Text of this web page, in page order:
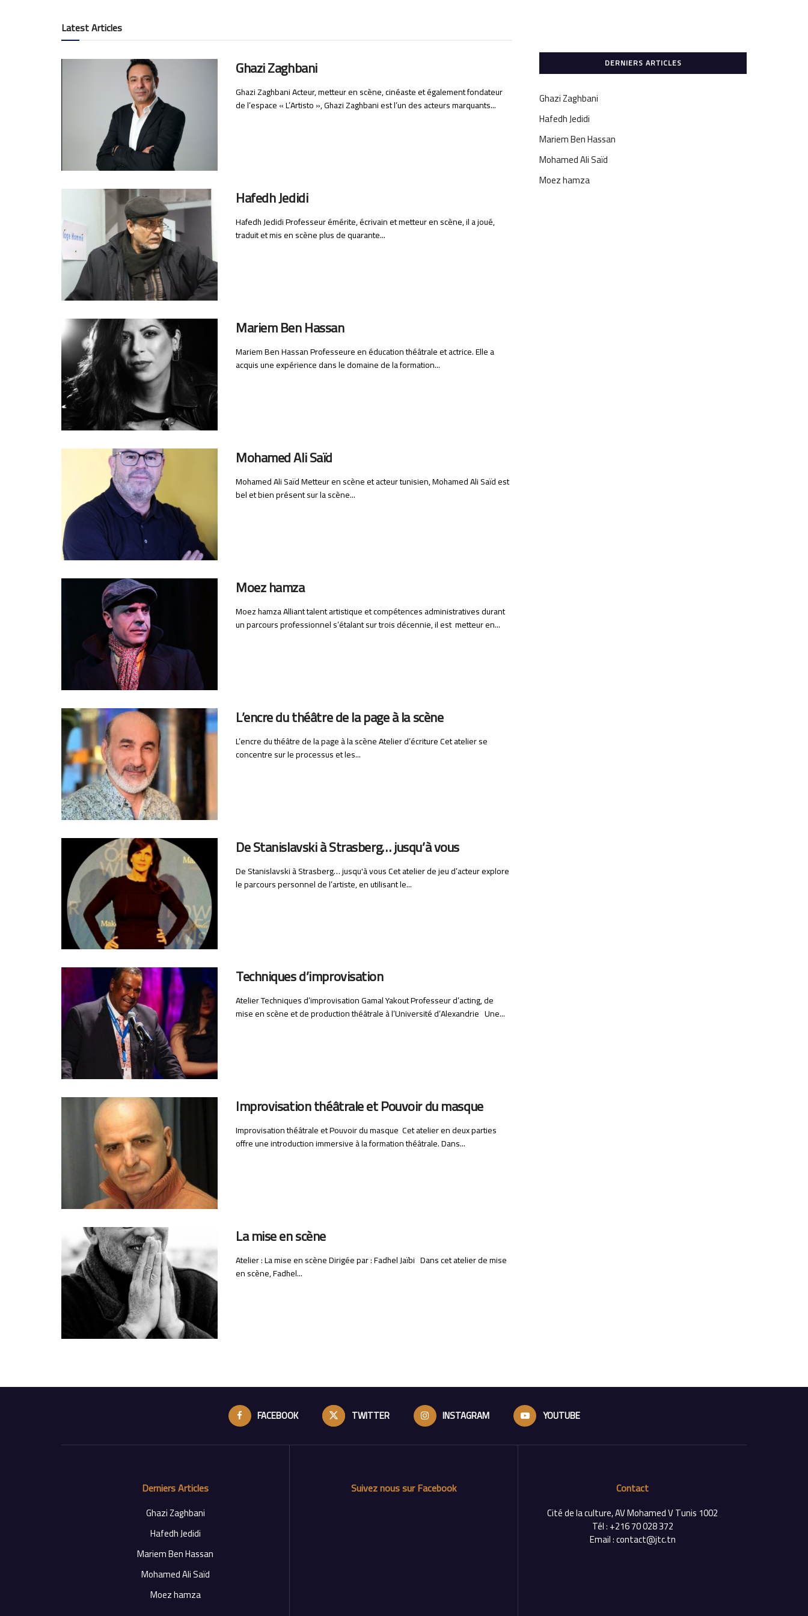
Latest Articles
Ghazi Zaghbani
Ghazi Zaghbani Acteur, metteur en scène, cinéaste et également fondateur
de l’espace « L’Artisto », Ghazi Zaghbani est l’un des acteurs marquants...
Hafedh Jedidi
Hafedh Jedidi Professeur émérite, écrivain et metteur en scène, il a joué,
traduit et mis en scène plus de quarante...
Mariem Ben Hassan
Mariem Ben Hassan Professeure en éducation théâtrale et actrice. Elle a
acquis une expérience dans le domaine de la formation...
Mohamed Ali Saïd
Mohamed Ali Saïd Metteur en scène et acteur tunisien, Mohamed Ali Saïd est
bel et bien présent sur la scène...
Moez hamza
Moez hamza Alliant talent artistique et compétences administratives durant
un parcours professionnel s’étalant sur trois décennie, il est metteur en...
L’encre du théâtre de la page à la scène
L’encre du théâtre de la page à la scène Atelier d’écriture Cet atelier se
concentre sur le processus et les...
De Stanislavski à Strasberg… jusqu’à vous
De Stanislavski à Strasberg… jusqu'à vous Cet atelier de jeu d’acteur explore
le parcours personnel de l’artiste, en utilisant le...
Techniques d’improvisation
Atelier Techniques d’improvisation Gamal Yakout Professeur d’acting, de
mise en scène et de production théâtrale à l’Université d’Alexandrie Une...
Improvisation théâtrale et Pouvoir du masque
Improvisation théâtrale et Pouvoir du masque Cet atelier en deux parties
offre une introduction immersive à la formation théâtrale. Dans...
La mise en scène
Atelier : La mise en scène Dirigée par : Fadhel Jaïbi Dans cet atelier de mise
en scène, Fadhel...
DERNIERS ARTICLES
Ghazi Zaghbani
Hafedh Jedidi
Mariem Ben Hassan
Mohamed Ali Saïd
Moez hamza
FACEBOOK TWITTER INSTAGRAM YOUTUBE
Derniers Articles
Ghazi Zaghbani
Hafedh Jedidi
Mariem Ben Hassan
Mohamed Ali Saïd
Moez hamza
Suivez nous sur Facebook Contact
Cité de la culture, AV Mohamed V Tunis 1002
Tél : +216 70 028 372
Email : contact@jtc.tn